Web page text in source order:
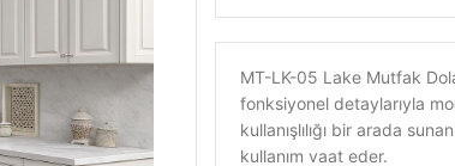
MT-LK-05 Lake Mutfak
fonksiyonel detaylarıyla
kullanışlılığı bir arada
kullanım vaat eder.